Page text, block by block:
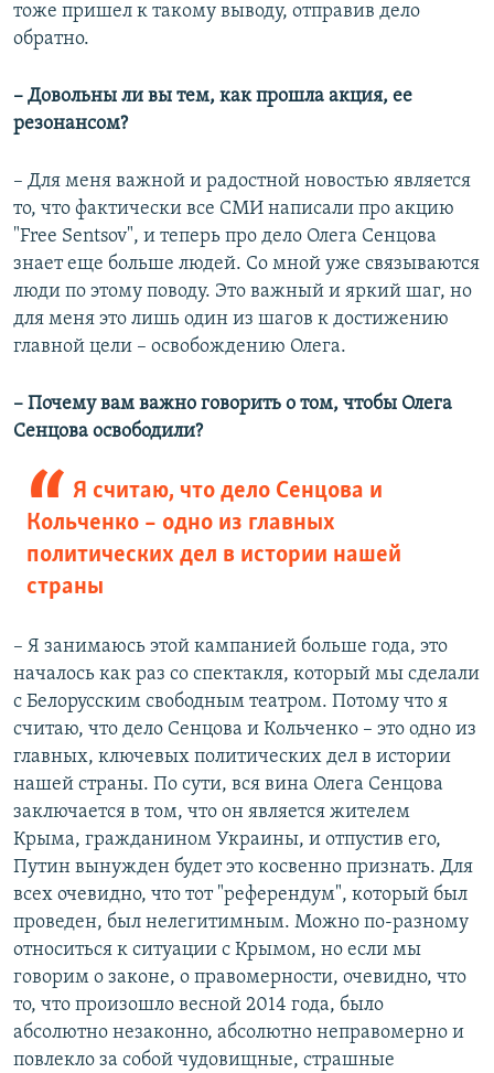
тоже пришел к такому выводу, отправив дело
обратно.
– ​Довольны ли вы тем, как прошла акция, ее
резонансом?
– Для меня важной и радостной новостью является
то, что фактически все СМИ написали про акцию
"Free Sentsov", и теперь про дело Олега Сенцова
знает еще больше людей. Cо мной уже связываются
люди по этому поводу. Это важный и яркий шаг, но
для меня это лишь один из шагов к достижению
главной цели – освобождению Олега.
– ​Почему вам важно говорить о том, чтобы Олега
Сенцова освободили?
Я считаю, что дело Сенцова и
Кольченко – одно из главных
политических дел в истории нашей
страны
– Я занимаюсь этой кампанией больше года, это
началось как раз со спектакля, который мы сделали
с Белорусским свободным театром. Потому что я
считаю, что дело Сенцова и Кольченко – это одно из
главных, ключевых политических дел в истории
нашей страны. По сути, вся вина Олега Сенцова
заключается в том, что он является жителем
Крыма, гражданином Украины, и отпустив его,
Путин вынужден будет это косвенно признать. Для
всех очевидно, что тот "референдум", который был
проведен, был нелегитимным. Можно по-разному
относиться к ситуации с Крымом, но если мы
говорим о законе, о правомерности, очевидно, что
то, что произошло весной 2014 года, было
абсолютно незаконно, абсолютно неправомерно и
повлекло за собой чудовищные, страшные